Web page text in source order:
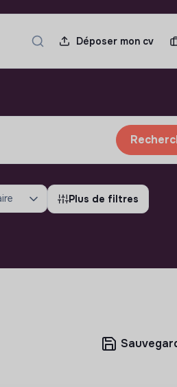
Déposer mon cv
Plus de filtres